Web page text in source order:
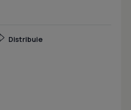
Distribuie